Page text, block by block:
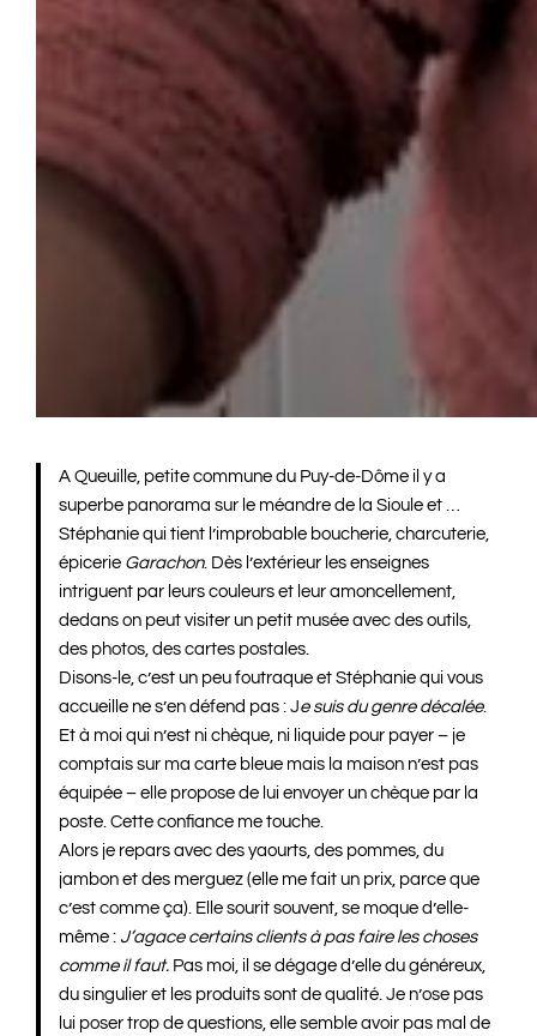
A Queuille, petite commune du Puy-de-Dôme il y a
superbe panorama sur le méandre de la Sioule et …
Stéphanie qui tient l’improbable boucherie, charcuterie,
épicerie Garachon. Dès l’extérieur les enseignes
intriguent par leurs couleurs et leur amoncellement,
dedans on peut visiter un petit musée avec des outils,
des photos, des cartes postales.
Disons-le, c’est un peu foutraque et Stéphanie qui vous
accueille ne s’en défend pas : Je suis du genre décalée.
Et à moi qui n’est ni chèque, ni liquide pour payer – je
comptais sur ma carte bleue mais la maison n’est pas
équipée – elle propose de lui envoyer un chèque par la
poste. Cette confiance me touche.
Alors je repars avec des yaourts, des pommes, du
jambon et des merguez (elle me fait un prix, parce que
c’est comme ça). Elle sourit souvent, se moque d’elle-
même : J’agace certains clients à pas faire les choses
comme il faut. Pas moi, il se dégage d’elle du généreux,
du singulier et les produits sont de qualité. Je n’ose pas
lui poser trop de questions, elle semble avoir pas mal de